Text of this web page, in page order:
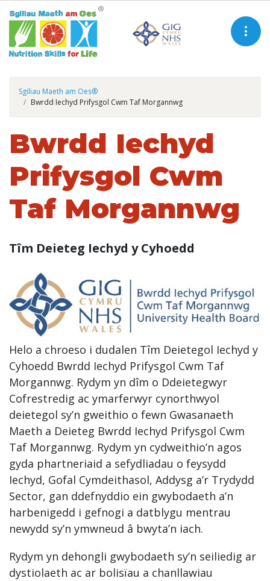
Sgiliau Maeth am Oes®
Bwrdd Iechyd Prifysgol Cwm Taf Morgannwg
Bwrdd Iechyd
Prifysgol Cwm
Taf Morgannwg
Tîm Deieteg Iechyd y Cyhoedd
Helo a chroeso i dudalen Tîm Deietegol Iechyd y
Cyhoedd Bwrdd Iechyd Prifysgol Cwm Taf
Morgannwg. Rydym yn dîm o Ddeietegwyr
Cofrestredig ac ymarferwyr cynorthwyol
deietegol sy’n gweithio o fewn Gwasanaeth
Maeth a Deieteg Bwrdd Iechyd Prifysgol Cwm
Taf Morgannwg. Rydym yn cydweithio’n agos
gyda phartneriaid a sefydliadau o feysydd
Iechyd, Gofal Cymdeithasol, Addysg a’r Trydydd
Sector, gan ddefnyddio ein gwybodaeth a’n
harbenigedd i gefnogi a datblygu mentrau
newydd sy’n ymwneud â bwyta’n iach.
Rydym yn dehongli gwybodaeth sy’n seiliedig ar
dystiolaeth ac ar bolisïau a chanllawiau